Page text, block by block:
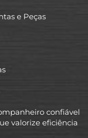
e Peças
confiável
valorize eficiência